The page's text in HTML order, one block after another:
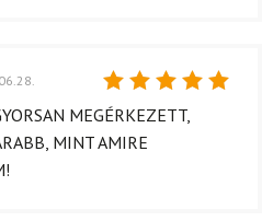
Értékelés:
MEGÉRKEZETT,
MINT AMIRE